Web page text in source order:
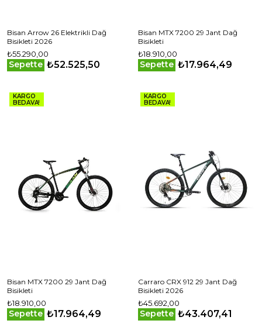
Bisan Arrow 26 Elektrikli Dağ
Bisikleti 2026
₺55.290,00
Sepette ₺52.525,50
Bisan MTX 7200 29 Jant Dağ
Bisikleti
₺18.910,00
Sepette ₺17.964,49
KARGO
BEDAVA!
Bisan MTX 7200 29 Jant Dağ
Bisikleti
₺18.910,00
Sepette ₺17.964,49
KARGO
BEDAVA!
Carraro CRX 912 29 Jant Dağ
Bisikleti 2026
₺45.692,00
Sepette ₺43.407,41